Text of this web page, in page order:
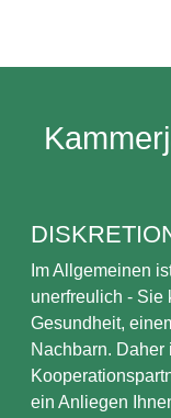
Im Allgemeinen
unerfreulich - Sie
Gesundheit,
Nachbarn. Daher
ein Anliegen